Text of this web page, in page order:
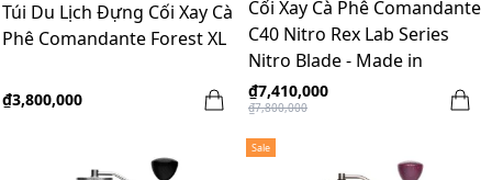
Túi Du Lịch Đựng Cối Xay Cà
Phê Comandante Forest XL
₫3,800,000
Cối Xay Cà Phê Comandante
C40 Nitro Rex Lab Series
Nitro Blade - Made in
Germany
₫7,410,000
₫7,800,000
Sale